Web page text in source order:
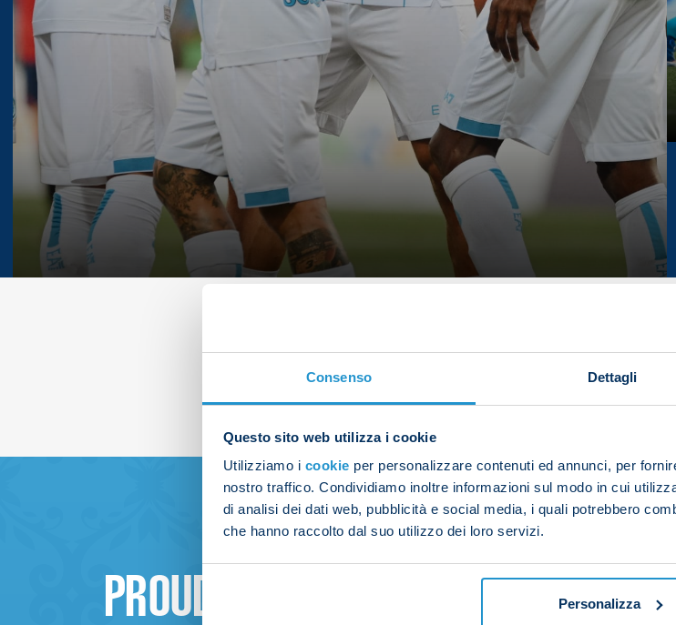
Consenso Dettagli
Questo sito web utilizza i cookie
Utilizziamo i cookie per personalizzare contenuti ed annunci, per
nostro traffico. Condividiamo inoltre informazioni sul modo in cui
di analisi dei dati web, pubblicità e social media, i quali potrebbero
che hanno raccolto dal suo utilizzo dei loro servizi.
Personalizza
PROUD TO BE